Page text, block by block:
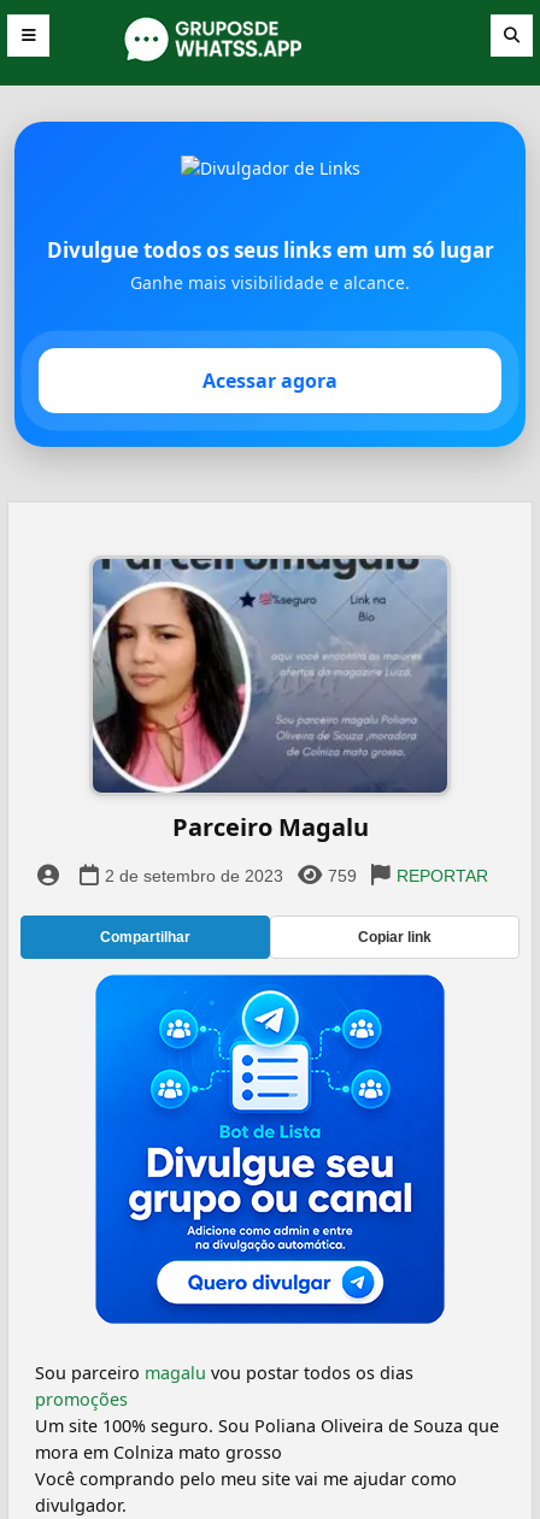
Divulgue todos os seus links em um só lugar
Ganhe mais visibilidade e alcance.
Acessar agora
Parceiro Magalu
2 de setembro de 2023 759 REPORTAR
Compartilhar Copiar link
Sou parceiro magalu vou postar todos os dias
promoções
Um site 100% seguro. Sou Poliana Oliveira de Souza que
mora em Colniza mato grosso
Você comprando pelo meu site vai me ajudar como
divulgador.